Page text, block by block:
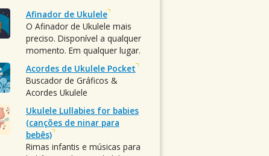
Afinador de Ukulele
O Afinador de Ukulele mais
preciso. Disponível a qualquer
momento. Em qualquer lugar.
Acordes de Ukulele Pocket
Buscador de Gráficos &
Acordes Ukulele
Ukulele Lullabies for babies
(canções de ninar para
bebês)
Rimas infantis e músicas para